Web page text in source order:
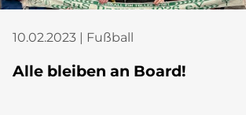
10.02.2023 | Fußball
Alle bleiben an Board!